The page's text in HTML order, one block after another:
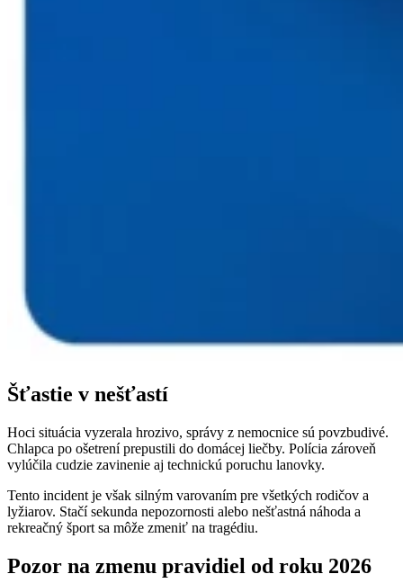
Šťastie v nešťastí
Hoci situácia vyzerala hrozivo, správy z nemocnice sú povzbudivé.
Chlapca po ošetrení prepustili do domácej liečby. Polícia zároveň
vylúčila cudzie zavinenie aj technickú poruchu lanovky.
Tento incident je však silným varovaním pre všetkých rodičov a
lyžiarov. Stačí sekunda nepozornosti alebo nešťastná náhoda a
rekreačný šport sa môže zmeniť na tragédiu.
Pozor na zmenu pravidiel od roku 2026